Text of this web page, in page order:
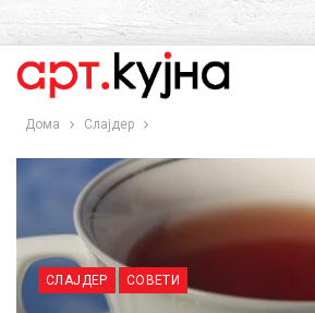
Дома Слајдер
СЛАЈДЕР СОВЕТИ